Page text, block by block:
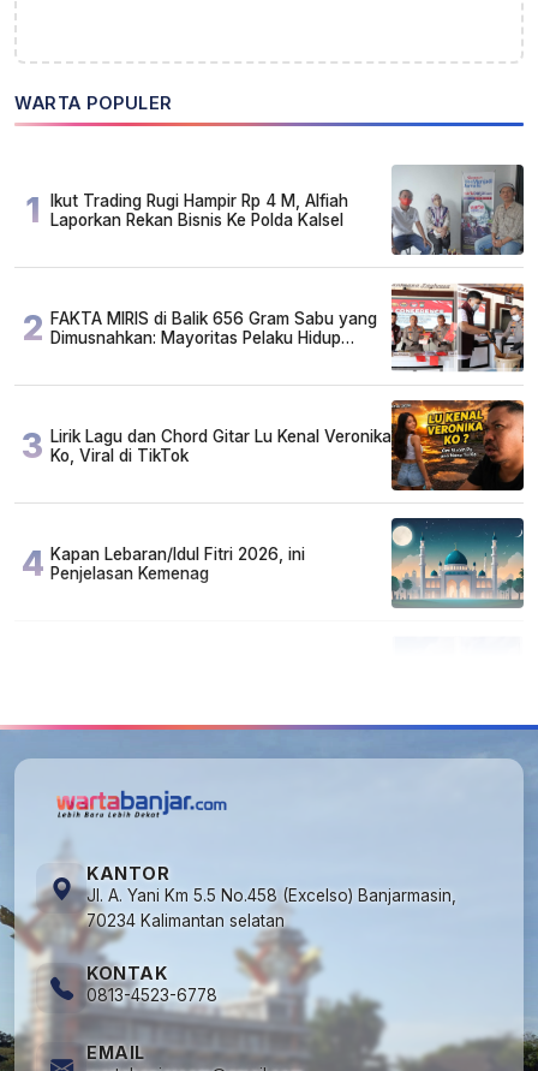
WARTA POPULER
1
Ikut Trading Rugi Hampir Rp 4 M, Alfiah
Laporkan Rekan Bisnis Ke Polda Kalsel
2 FAKTA MIRIS di Balik 656 Gram Sabu yang
Dimusnahkan: Mayoritas Pelaku Hidup
3 Lirik Lagu dan Chord Gitar Lu Kenal Veronika
Ko, Viral di TikTok
4 Kapan Lebaran/Idul Fitri 2026, ini
Penjelasan Kemenag
KANTOR
Jl. A. Yani Km 5.5 No.458 (Excelso) Banjarmasin,
70234 Kalimantan selatan
KONTAK
0813-4523-6778
EMAIL